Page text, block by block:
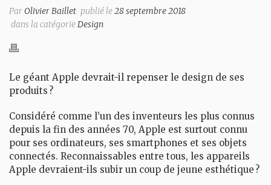
Par Olivier Baillet publié le28 septembre 2018
dans la catégorieDesign
Le géant Apple devrait-il repenser le design de ses
produits ?
Considéré comme l’un des inventeurs les plus connus
depuis la fin des années 70, Apple est surtout connu
pour ses ordinateurs, ses smartphones et ses objets
connectés. Reconnaissables entre tous, les appareils
Apple devraient-ils subir un coup de jeune esthétique ?